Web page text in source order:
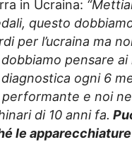
in Ucraina:
questo
per l’ucraina ma
pensare
ogni 6
performante e noi
di 10 anni fa.
le